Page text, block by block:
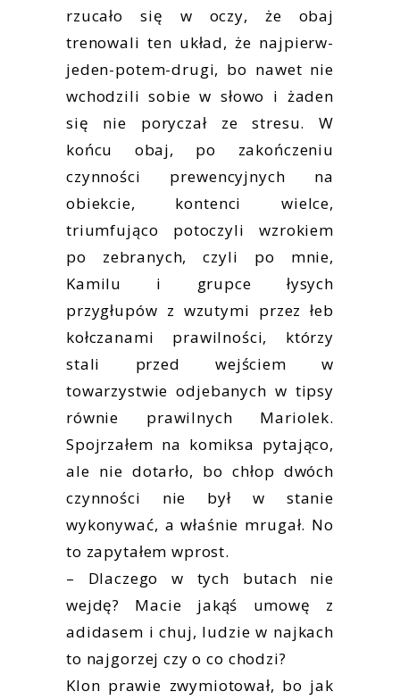
rzucało się w oczy, że obaj
trenowali ten układ, że najpierw-
jeden-potem-drugi, bo nawet nie
wchodzili sobie w słowo i żaden
się nie poryczał ze stresu. W
końcu obaj, po zakończeniu
czynności prewencyjnych na
obiekcie, kontenci wielce,
triumfująco potoczyli wzrokiem
po zebranych, czyli po mnie,
Kamilu i grupce łysych
przygłupów z wzutymi przez łeb
kołczanami prawilności, którzy
stali przed wejściem w
towarzystwie odjebanych w tipsy
równie prawilnych Mariolek.
Spojrzałem na komiksa pytająco,
ale nie dotarło, bo chłop dwóch
czynności nie był w stanie
wykonywać, a właśnie mrugał. No
to zapytałem wprost.
– Dlaczego w tych butach nie
wejdę? Macie jakąś umowę z
adidasem i chuj, ludzie w najkach
to najgorzej czy o co chodzi?
Klon prawie zwymiotował, bo jak